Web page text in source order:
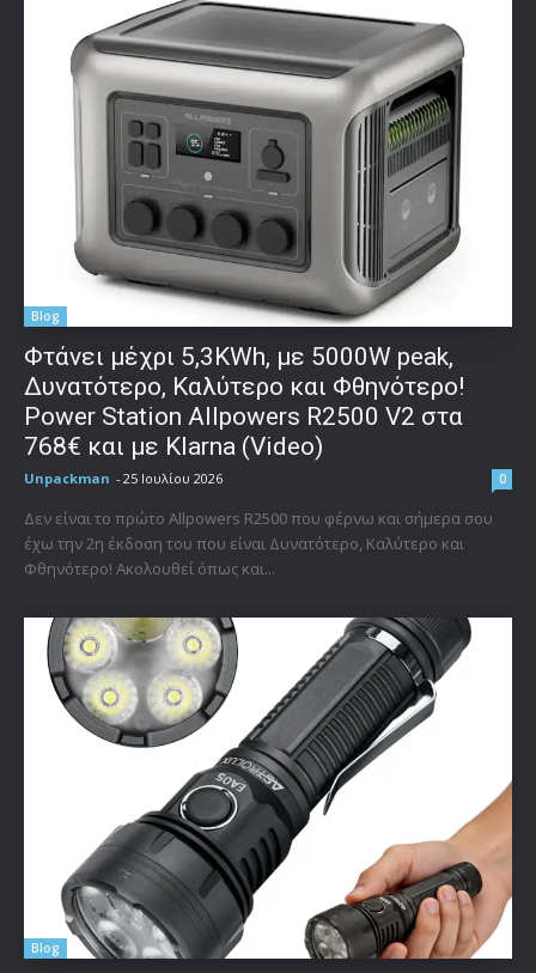
Blog
Φτάνει μέχρι 5,3KWh, με 5000W peak,
Δυνατότερο, Καλύτερο και Φθηνότερο!
Power Station Allpowers R2500 V2 στα
768€ και με Klarna (Video)
Unpackman - 25 Ιουλίου 2026 0
Δεν είναι το πρώτο Allpowers R2500 που φέρνω και σήμερα σου
έχω την 2η έκδοση του που είναι Δυνατότερο, Καλύτερο και
Φθηνότερο! Ακολουθεί όπως και...
Blog